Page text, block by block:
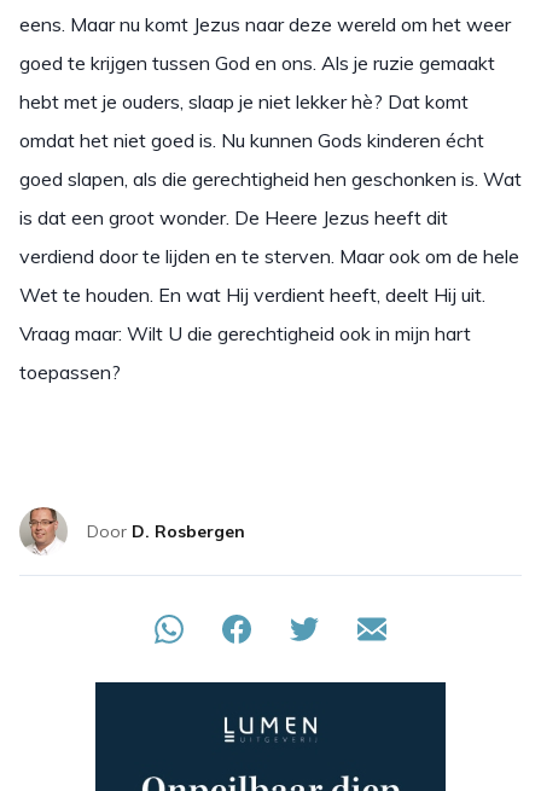
eens. Maar nu komt Jezus naar deze wereld om het weer
goed te krijgen tussen God en ons. Als je ruzie gemaakt
hebt met je ouders, slaap je niet lekker hè? Dat komt
omdat het niet goed is. Nu kunnen Gods kinderen écht
goed slapen, als die gerechtigheid hen geschonken is. Wat
is dat een groot wonder. De Heere Jezus heeft dit
verdiend door te lijden en te sterven. Maar ook om de hele
Wet te houden. En wat Hij verdient heeft, deelt Hij uit.
Vraag maar: Wilt U die gerechtigheid ook in mijn hart
toepassen?
Door D. Rosbergen